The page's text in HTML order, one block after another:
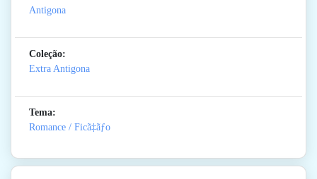
Antigona
Coleção:
Extra Antigona
Tema:
Romance / Ficã‡ãƒo